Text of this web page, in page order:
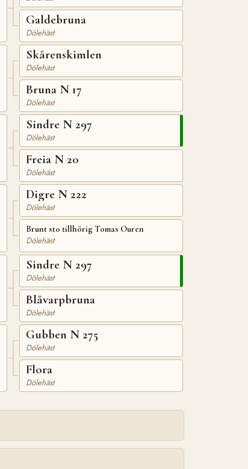
Galdebruna
Dölehäst
Skårenskimlen
Dölehäst
Bruna N 17
Dölehäst
Sindre N 297
Dölehäst
Freia N 20
Dölehäst
Digre N 222
Dölehäst
Brunt sto tillhörig Tomas Ouren
Dölehäst
Sindre N 297
Dölehäst
Blåvarpbruna
Dölehäst
Gubben N 275
Dölehäst
Flora
Dölehäst